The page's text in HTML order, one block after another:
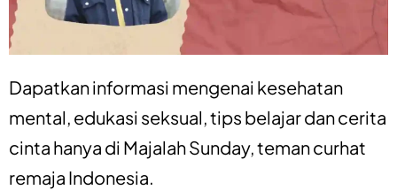
Dapatkan informasi mengenai kesehatan
mental, edukasi seksual,tips belajardancerita
cinta hanya di Majalah Sunday, teman curhat
remaja Indonesia.